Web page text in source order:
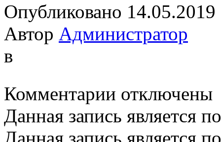
Опубликовано 14.05.2019
Автор Администратор
в
Комментарии записи
стих
10
отключены
Данная запись является
Данная запись является